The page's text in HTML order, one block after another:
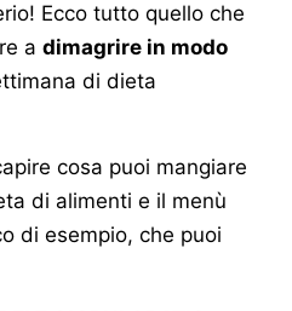
Ecco tutto quello che
a dimagrire in modo
di dieta
cosa puoi mangiare
di alimenti e il menù
di esempio, che puoi